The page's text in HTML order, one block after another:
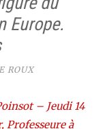
Europe.
ROUX
– Jeudi 14
Professeure à